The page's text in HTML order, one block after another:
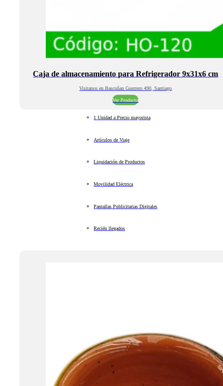
Caja de almacenamiento para Refrigerador 9x31x6 cm
Visitanos en Bascuñan Guerrero 490, Santiago
Ver Producto
1 Unidad a Precio mayorista
Artículos de Viaje
Liquidación de Productos
Movilidad Eléctrica
Pantallas Publicitarias Digitales
Recién llegados